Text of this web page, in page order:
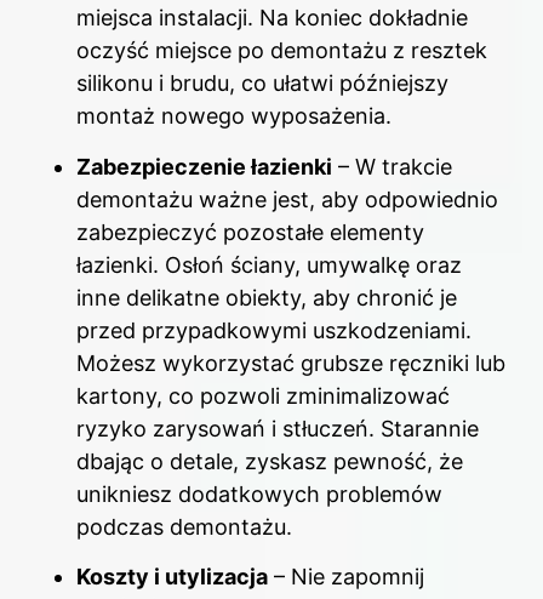
miejsca instalacji. Na koniec dokładnie
oczyść miejsce po demontażu z resztek
silikonu i brudu, co ułatwi późniejszy
montaż nowego wyposażenia.
Zabezpieczenie łazienki – W trakcie
demontażu ważne jest, aby odpowiednio
zabezpieczyć pozostałe elementy
łazienki. Osłoń ściany, umywalkę oraz
inne delikatne obiekty, aby chronić je
przed przypadkowymi uszkodzeniami.
Możesz wykorzystać grubsze ręczniki lub
kartony, co pozwoli zminimalizować
ryzyko zarysowań i stłuczeń. Starannie
dbając o detale, zyskasz pewność, że
unikniesz dodatkowych problemów
podczas demontażu.
Koszty i utylizacja – Nie zapomnij